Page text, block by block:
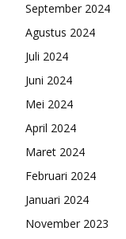
September 2024
Agustus 2024
Juli 2024
Juni 2024
Mei 2024
April 2024
Maret 2024
Februari 2024
Januari 2024
November 2023